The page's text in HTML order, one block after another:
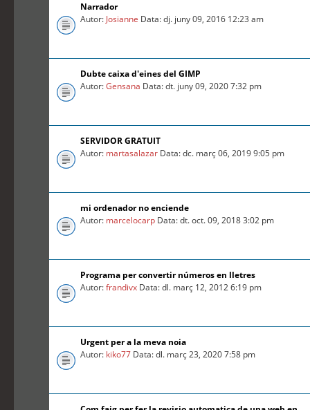
Narrador
Autor: Josianne Data: dj. juny 09, 2016 12:23 am
Dubte caixa d'eines del GIMP
Autor:Gensana Data: dt. juny 09, 2020 7:32 pm
SERVIDOR GRATUIT
Autor: martasalazar Data: dc. març 06, 2019 9:05 pm
mi ordenador no enciende
Autor: marcelocarp Data: dt. oct. 09, 2018 3:02 pm
Programa per convertir números en lletres
Autor:frandivx Data: dl. març 12, 2012 6:19 pm
Urgent per a la meva noia
Autor: kiko77 Data: dl. març 23, 2020 7:58 pm